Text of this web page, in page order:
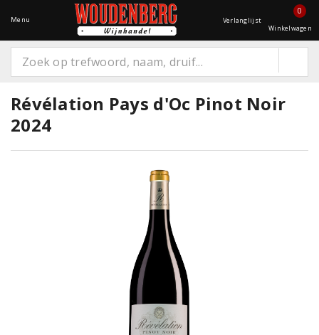
Menu Verlanglijst
0
Winkelwagen
Révélation Pays d'Oc Pinot Noir
2024